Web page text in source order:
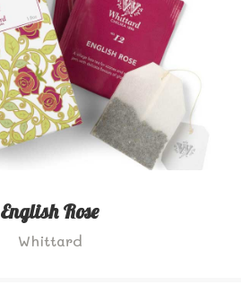
English Rose
Whittard